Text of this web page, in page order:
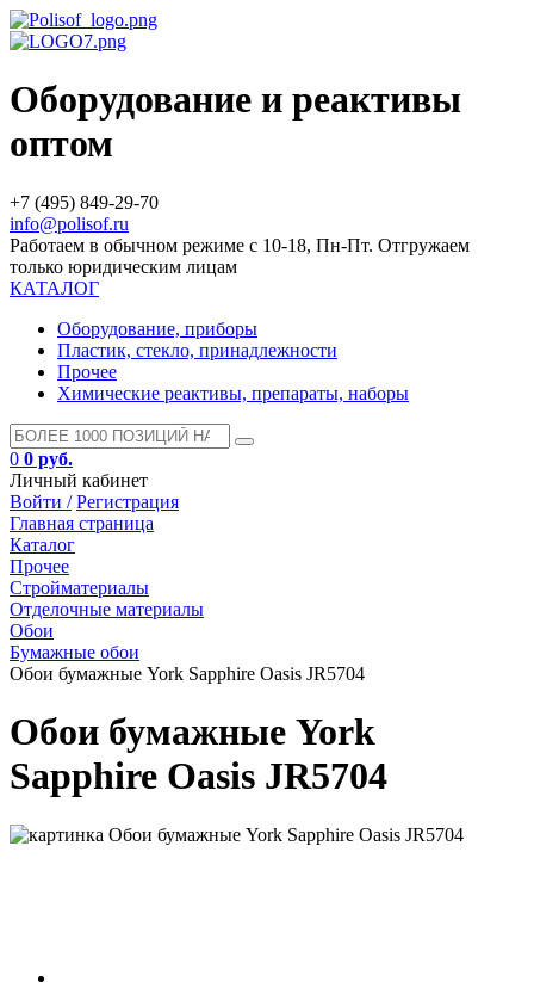
Оборудование и реактивы
оптом
+7 (495) 849-29-70
info@polisof.ru
Работаем в обычном режиме с 10-18, Пн-Пт. Отгружаем
только юридическим лицам
КАТАЛОГ
Оборудование, приборы
Пластик, стекло, принадлежности
Прочее
Химические реактивы, препараты, наборы
0 0 руб.
Личный кабинет
Войти / Регистрация
Главная страница
Каталог
Прочее
Стройматериалы
Отделочные материалы
Обои
Бумажные обои
Обои бумажные York Sapphire Oasis JR5704
Обои бумажные York
Sapphire Oasis JR5704